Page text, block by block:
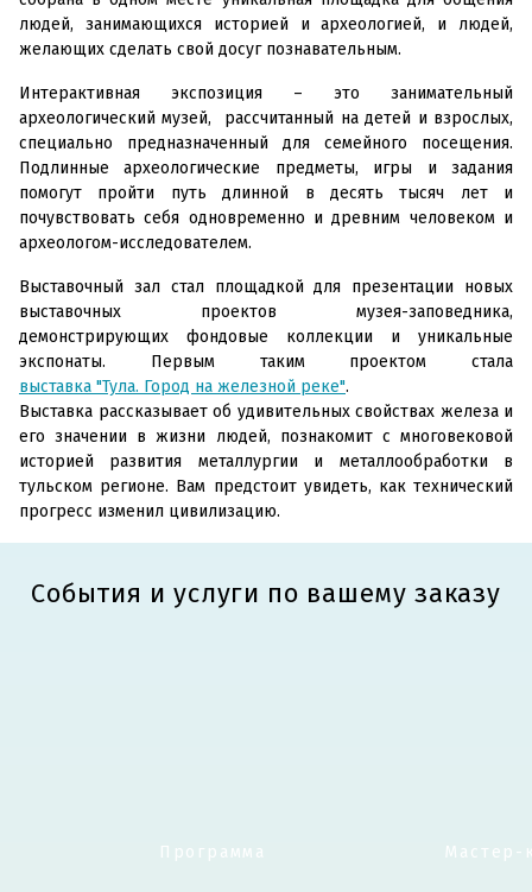
людей, занимающихся историей и археологией, и людей,
желающих сделать свой досуг познавательным.
Интерактивная экспозиция – это занимательный
археологический музей, рассчитанный на детей и взрослых,
специально предназначенный для семейного посещения.
Подлинные археологические предметы, игры и задания
помогут пройти путь длинной в десять тысяч лет и
почувствовать себя одновременно и древним человеком и
археологом-исследователем.
Выставочный зал стал площадкой для презентации новых
выставочных проектов музея-заповедника,
демонстрирующих фондовые коллекции и уникальные
экспонаты. Первым таким проектом стала
выставка "Тула. Город на железной реке".
Выставка рассказывает об удивительных свойствах железа и
его значении в жизни людей, познакомит с многовековой
историей развития металлургии и металлообработки в
тульском регионе. Вам предстоит увидеть, как технический
прогресс изменил цивилизацию.
События и услуги по вашему заказу
Программа Мастер-